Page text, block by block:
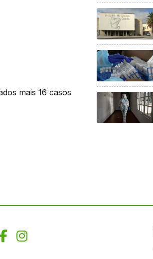
mais 16 casos
Facebook
Instagram